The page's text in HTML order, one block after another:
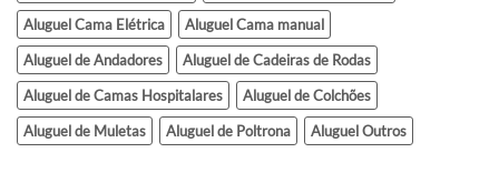
Aluguel Cama Elétrica
Aluguel Cama manual
Aluguel de Andadores
Aluguel de Cadeiras de Rodas
Aluguel de Camas Hospitalares
Aluguel de Colchões
Aluguel de Muletas
Aluguel de Poltrona Aluguel Outros